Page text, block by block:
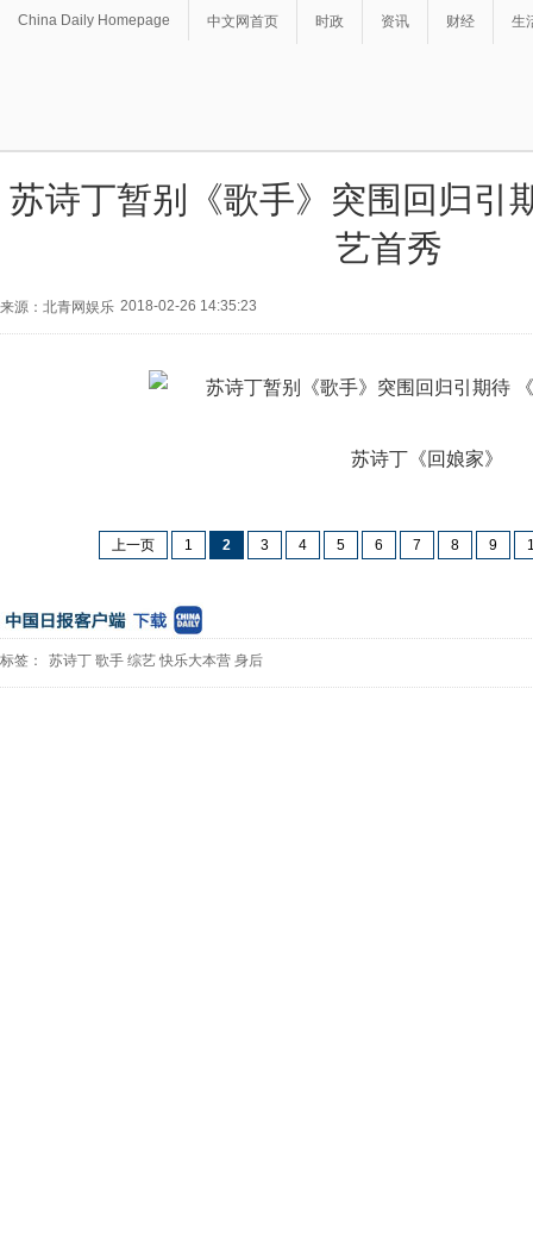
China Daily Homepage 中文网首页 时政 资讯 财经 生
苏诗丁暂别《歌手》突围回归引
艺首秀
来源：北青网娱乐 2018-02-26 14:35:23
苏诗丁《回娘家》
上一页 1 2 3 4 5 6 7 8 9
标签： 苏诗丁 歌手 综艺 快乐大本营 身后